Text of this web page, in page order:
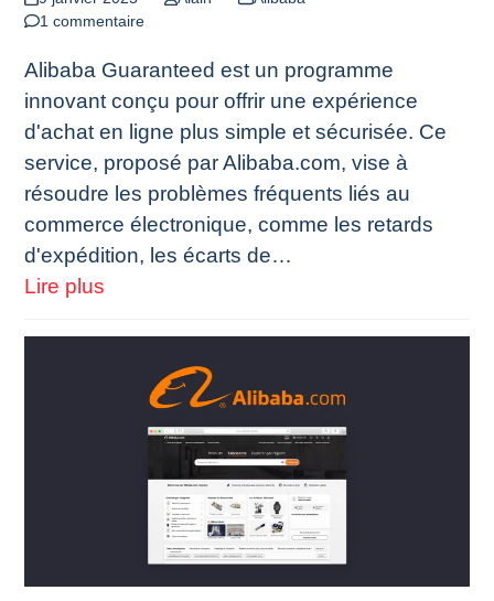
1 commentaire
Alibaba Guaranteed est un programme
innovant conçu pour offrir une expérience
d'achat en ligne plus simple et sécurisée. Ce
service, proposé par Alibaba.com, vise à
résoudre les problèmes fréquents liés au
commerce électronique, comme les retards
d'expédition, les écarts de…
Lire plus